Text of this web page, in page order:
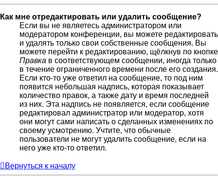
Как мне отредактировать или удалить сообщение?
Если вы не являетесь администратором или
модератором конференции, вы можете редактировать
и удалять только свои собственные сообщения. Вы
можете перейти к редактированию, щёлкнув по кнопке
Правка в соответствующем сообщении, иногда только
в течение ограниченного времени после его создания.
Если кто-то уже ответил на сообщение, то под ним
появится небольшая надпись, которая показывает
количество правок, а также дату и время последней
из них. Эта надпись не появляется, если сообщение
редактировал администратор или модератор, хотя
они могут сами написать о сделанных изменениях по
своему усмотрению. Учтите, что обычные
пользователи не могут удалить сообщение, если на
него уже кто-то ответил.
Вернуться к началу